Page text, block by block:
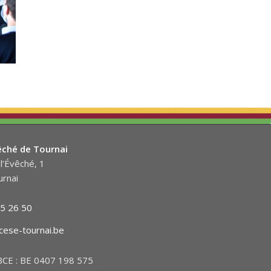
de Tournai
1
26 50
tournai.be
: BE 0407 198 575